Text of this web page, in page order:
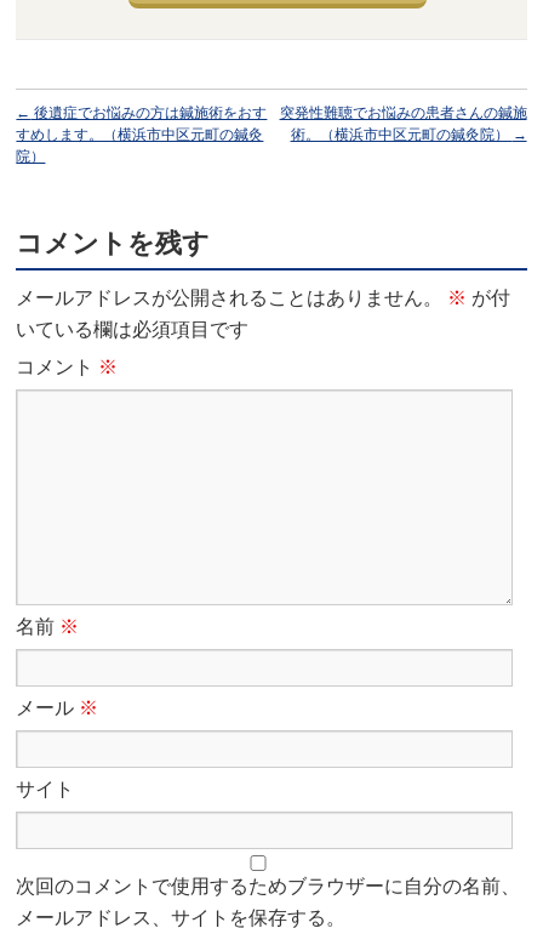
← 後遺症でお悩みの方は鍼施術をおす
すめします。（横浜市中区元町の鍼灸
院）
突発性難聴でお悩みの患者さんの鍼施
術。（横浜市中区元町の鍼灸院）
→
コメントを残す
メールアドレスが公開されることはありません。 ※ が付
いている欄は必須項目です
コメント ※
名前 ※
メール ※
サイト
次回のコメントで使用するためブラウザーに自分の名前、
メールアドレス、サイトを保存する。